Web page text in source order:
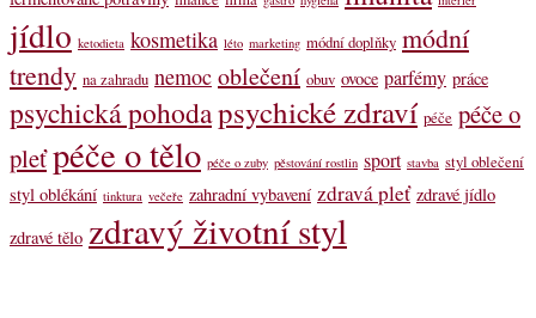
jídlo ketodieta kosmetika léto marketing módní doplňky módní
trendy na zahradu nemoc oblečení obuv ovoce parfémy práce
psychická pohodapsychické zdraví péče péče o
pleťpéče o tělo péče o zuby pěstování rostlin sport stavba styl oblečení
styl oblékání tinktura večeře zahradní vybavení zdravá pleť zdravé jídlo
zdravé tělo zdravý životní styl